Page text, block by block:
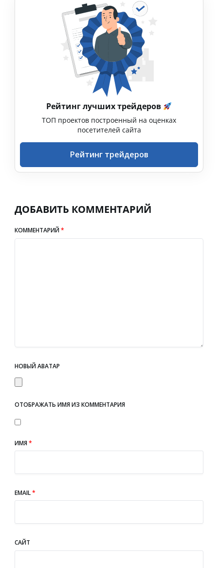
Рейтинг лучших трейдеров
ТОП проектов построенный на оценках
посетителей сайта
Рейтинг трейдеров
ДОБАВИТЬ КОММЕНТАРИЙ
КОММЕНТАРИЙ*
НОВЫЙ АВАТАР
ОТОБРАЖАТЬ ИМЯ ИЗ КОММЕНТАРИЯ
ИМЯ*
EMAIL*
САЙТ